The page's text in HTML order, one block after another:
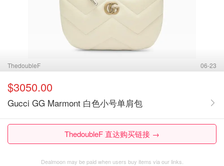
ThedoubleF 06-23
$3050.00
Gucci GG Marmont 白色小号单肩包
ThedoubleF 直达购买链接 →
Dealmoon may be paid when users buy items via our links.